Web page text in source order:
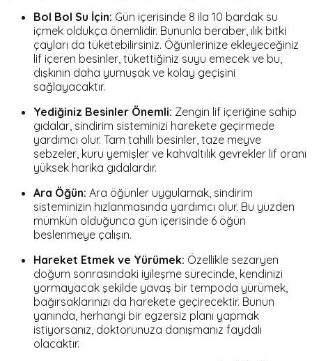
Bol Bol Su İçin: Gün içerisinde 8 ila 10 bardak su
içmek oldukça önemlidir. Bununla beraber, ılık bitki
çayları da tüketebilirsiniz. Öğünlerinize ekleyeceğiniz
lif içeren besinler, tükettiğiniz suyu emecek ve bu,
dışkının daha yumuşak ve kolay geçişini
sağlayacaktır.
Yediğiniz Besinler Önemli: Zengin lif içeriğine sahip
gıdalar, sindirim sisteminizi harekete geçirmede
yardımcı olur. Tam tahıllı besinler, taze meyve
sebzeler, kuru yemişler ve kahvaltılık gevrekler lif oranı
yüksek harika gıdalardır.
Ara Öğün: Ara öğünler uygulamak, sindirim
sisteminizin hızlanmasında yardımcı olur. Bu yüzden
mümkün olduğunca gün içerisinde 6 öğün
beslenmeye çalışın.
Hareket Etmek ve Yürümek: Özellikle sezaryen
doğum sonrasındaki iyileşme sürecinde, kendinizi
yormayacak şekilde yavaş bir tempoda yürümek,
bağırsaklarınızı da harekete geçirecektir. Bunun
yanında, herhangi bir egzersiz planı yapmak
istiyorsanız, doktorunuza danışmanız faydalı
olacaktır.